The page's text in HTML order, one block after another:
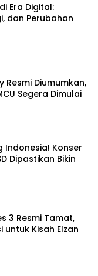
Era Digital:
dan Perubahan
Resmi Diumumkan,
Segera Dimulai
Indonesia! Konser
Dipastikan Bikin
3 Resmi Tamat,
untuk Kisah Elzan